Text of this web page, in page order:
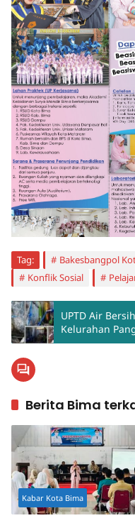
Tag: Bakesbangpol
Konflik Sosial
UPTD Air
Kelurahan
Berita Bima
Kabar Kota Bima